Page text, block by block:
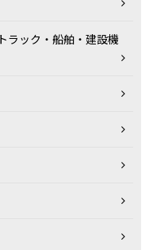
ラック・船舶・建設機